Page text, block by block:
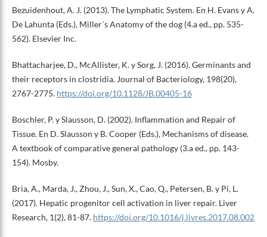
Bezuidenhout, A. J. (2013). The Lymphatic System. En H. Evans y A.
De Lahunta (Eds.), Miller´s Anatomy of the dog (4.a ed., pp. 535-
562). Elsevier Inc.
Bhattacharjee, D., McAllister, K. y Sorg, J. (2016). Germinants and
their receptors in clostridia. Journal of Bacteriology, 198(20),
2767-2775. https://doi.org/10.1128/JB.00405-16
Boschler, P. y Slausson, D. (2002). Inflammation and Repair of
Tissue. En D. Slausson y B. Cooper (Eds.), Mechanisms of disease.
A textbook of comparative general pathology (3.a ed., pp. 143-
154). Mosby.
Bria, A., Marda, J., Zhou, J., Sun, X., Cao, Q., Petersen, B. y Pi, L.
(2017). Hepatic progenitor cell activation in liver repair. Liver
Research, 1(2), 81-87. https://doi.org/10.1016/j.livres.2017.08.002